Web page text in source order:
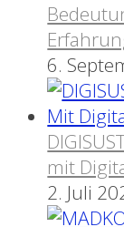
6.
mit
2. Juli